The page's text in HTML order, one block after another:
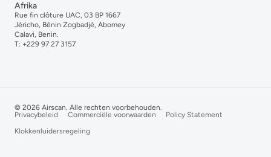
Afrika
Rue fin clôture UAC, 03 BP 1667
Jéricho, Bénin Zogbadjè, Abomey
Calavi, Benin.
T: +229 97 27 3157
© 2026 Airscan. Alle rechten voorbehouden.
Privacybeleid
Commerciële voorwaarden
Policy Statement
Klokkenluidersregeling